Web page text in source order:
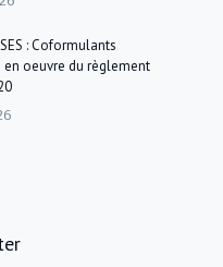
: Coformulants
en oeuvre du règlement